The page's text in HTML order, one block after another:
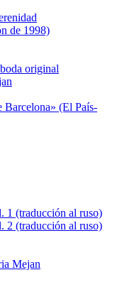
de 1998)
original
Barcelona» (El País-
1 (traducción al ruso)
2 (traducción al ruso)
Mejan